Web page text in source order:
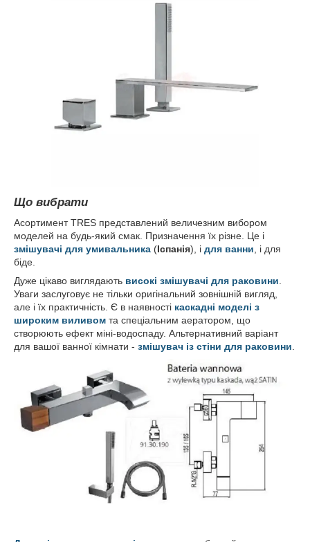
Що вибрати
Асортимент TRES представлений величезним вибором
моделей на будь-який смак. Призначення їх різне. Це і
змішувачі для умивальника (Іспанія), і для ванни, і для
біде.
Дуже цікаво виглядають високі змішувачі для раковини.
Уваги заслуговує не тільки оригінальний зовнішній вигляд,
але і їх практичність. Є в наявності каскадні моделі з
широким виливом та спеціальним аератором, що
створюють ефект міні-водоспаду. Альтернативний варіант
для вашої ванної кімнати - змішувач із стіни для раковини.